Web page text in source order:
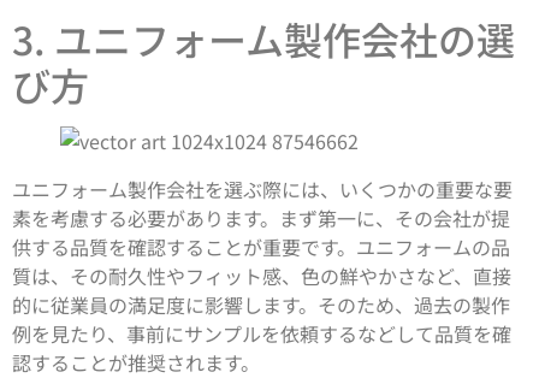
3. ユニフォーム製作会社の選
び方
ユニフォーム製作会社を選ぶ際には、いくつかの重要な要
素を考慮する必要があります。まず第一に、その会社が提
供する品質を確認することが重要です。ユニフォームの品
質は、その耐久性やフィット感、色の鮮やかさなど、直接
的に従業員の満足度に影響します。そのため、過去の製作
例を見たり、事前にサンプルを依頼するなどして品質を確
認することが推奨されます。